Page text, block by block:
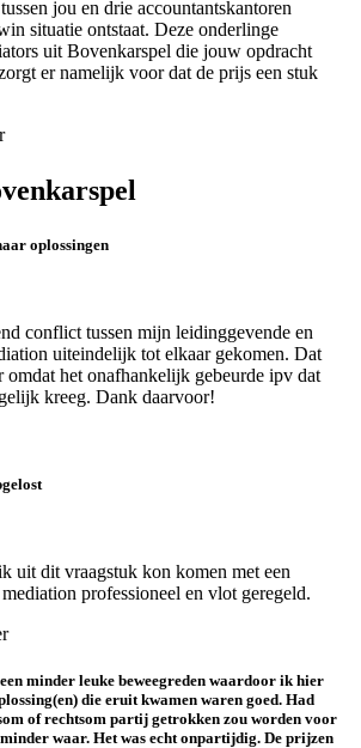
jou en drie accountantskantoren
situatie ontstaat. Deze onderlinge
uit Bovenkarspel die jouw opdracht
er namelijk voor dat de prijs een stuk
oplossingen
conflict tussen mijn leidinggevende en
uiteindelijk tot elkaar gekomen. Dat
omdat het onafhankelijk gebeurde ipv dat
kreeg. Dank daarvoor!
uit dit vraagstuk kon komen met een
professioneel en vlot geregeld.
minder leuke beweegreden waardoor ik hier
die eruit kwamen waren goed. Had
of rechtsom partij getrokken zou worden voor
waar. Het was echt onpartijdig. De prijzen